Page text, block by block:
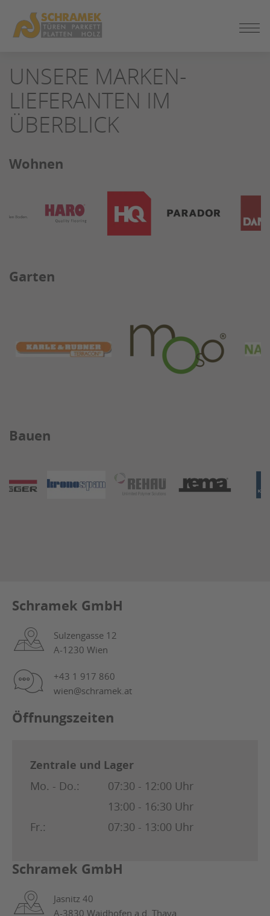
SEITENINHALT
SPRINGEN
UNSERE MARKEN-
LIEFERANTEN IM
ÜBERBLICK
Wohnen
Garten
Bauen
Schramek GmbH
Sulzengasse 12
A-1230 Wien
+43 1 917 860
wien@schramek.at
Öffnungszeiten
Zentrale und Lager
Mo. - Do.:
07:30 - 12:00 Uhr
13:00 - 16:30 Uhr
Fr.:
07:30 - 13:00 Uhr
Schramek GmbH
Jasnitz 40
A-3830 Waidhofen a.d. Thaya